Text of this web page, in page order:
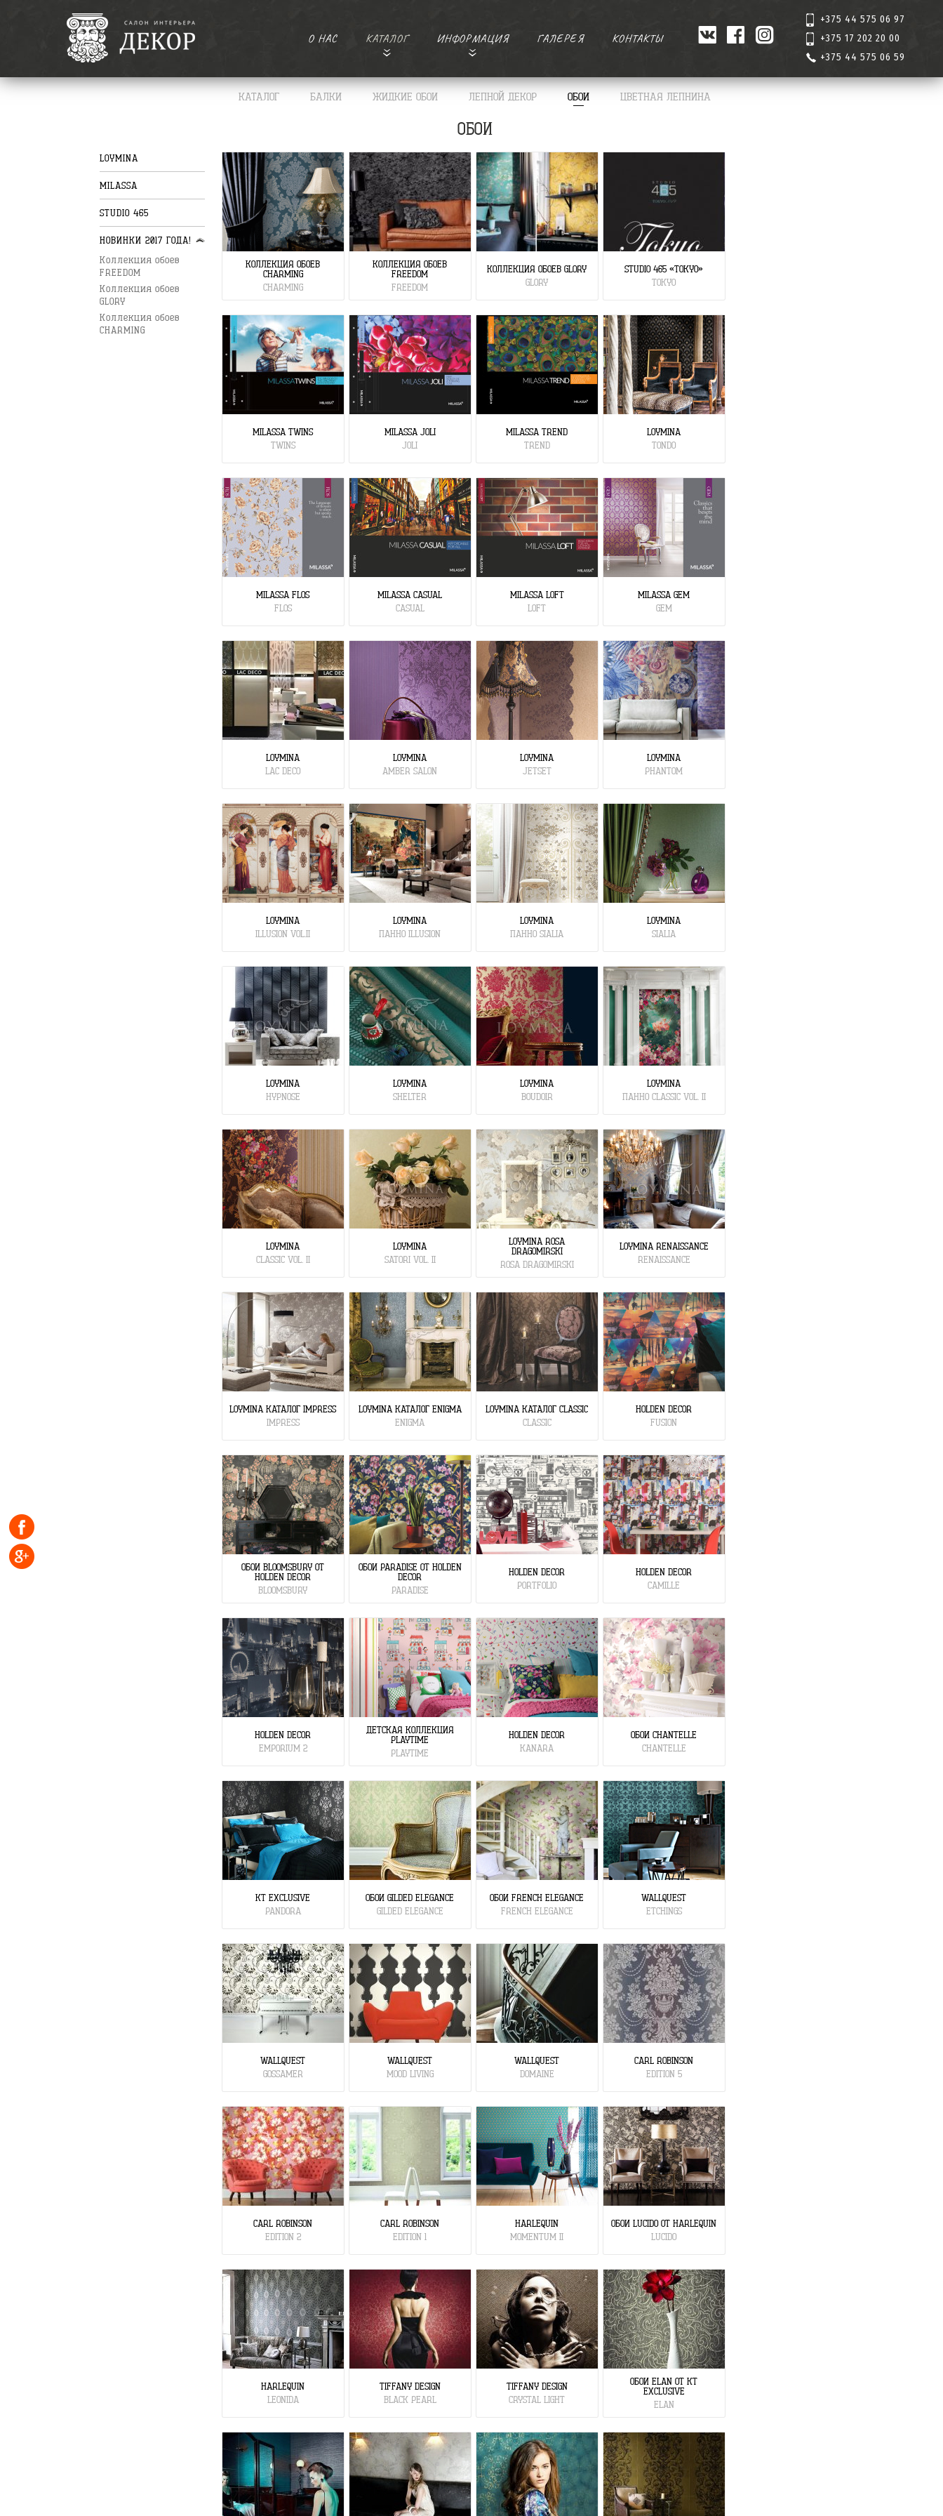
О НАС КАТАЛОГ ИНФОРМАЦИЯ ГАЛЕРЕЯ КОНТАКТЫ
+375 44 575 06 97
+375 17 202 20 00
+375 44 575 06 59
КАТАЛОГ БАЛКИ ЖИДКИЕ ОБОИ ЛЕПНОЙ ДЕКОР ОБОИ ЦВЕТНАЯ ЛЕПНИНА
LOYMINA
MILASSA
STUDIO 465
НОВИНКИ 2017 ГОДА!
Коллекция обоев
FREEDOM
Коллекция обоев
GLORY
Коллекция обоев
CHARMING
ОБОИ
КОЛЛЕКЦИЯ ОБОЕВ
CHARMING
CHARMING
КОЛЛЕКЦИЯ ОБОЕВ
FREEDOM
FREEDOM
КОЛЛЕКЦИЯ ОБОЕВ GLORY
GLORY
STUDIO 465 «TOKYO»
TOKYO
MILASSA TWINS
TWINS
MILASSA JOLI
JOLI
MILASSA TREND
TREND
LOYMINA
TONDO
MILASSA FLOS
FLOS
MILASSA CASUAL
CASUAL
MILASSA LOFT
LOFT
MILASSA GEM
GEM
LOYMINA
LAC DECO
LOYMINA
AMBER SALON
LOYMINA
JETSET
LOYMINA
PHANTOM
LOYMINA
ILLUSION VOL.II
LOYMINA
ПАННО ILLUSION
LOYMINA
ПАННО SIALIA
LOYMINA
SIALIA
LOYMINA
HYPNOSE
LOYMINA
SHELTER
LOYMINA
BOUDOIR
LOYMINA
ПАННО CLASSIC VOL. II
LOYMINA
CLASSIC VOL. II
LOYMINA
SATORI VOL. II
LOYMINA ROSA
DRAGOMIRSKI
ROSA DRAGOMIRSKI
LOYMINA RENAISSANCE
RENAISSANCE
LOYMINA КАТАЛОГ IMPRESS
IMPRESS
LOYMINA КАТАЛОГ ENIGMA
ENIGMA
LOYMINA КАТАЛОГ CLASSIC
CLASSIC
HOLDEN DECOR
FUSION
ОБОИ BLOOMSBURY ОТ
HOLDEN DECOR
BLOOMSBURY
ОБОИ PARADISE ОТ HOLDEN
DECOR
PARADISE
HOLDEN DECOR
PORTFOLIO
HOLDEN DECOR
CAMILLE
HOLDEN DECOR
EMPORIUM 2
ДЕТСКАЯ КОЛЛЕКЦИЯ
PLAYTIME
PLAYTIME
HOLDEN DECOR
KANARA
ОБОИ CHANTELLE
CHANTELLE
KT EXCLUSIVE
PANDORA
ОБОИ GILDED ELEGANCE
GILDED ELEGANCE
ОБОИ FRENCH ELEGANCE
FRENCH ELEGANCE
WALLQUEST
ETCHINGS
WALLQUEST
GOSSAMER
WALLQUEST
MOOD LIVING
WALLQUEST
DOMAINE
CARL ROBINSON
EDITION 5
CARL ROBINSON
EDITION 2
CARL ROBINSON
EDITION 1
HARLEQUIN
MOMENTUM II
ОБОИ LUCIDO ОТ HARLEQUIN
LUCIDO
HARLEQUIN
LEONIDA
TIFFANY DESIGN
BLACK PEARL
TIFFANY DESIGN
CRYSTAL LIGHT
ОБОИ ELAN ОТ KT
EXCLUSIVE
ELAN